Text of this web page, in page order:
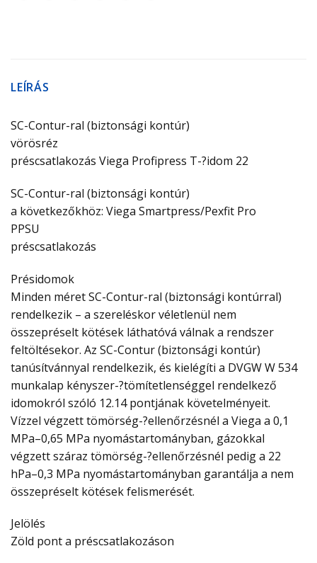
LEÍRÁS
SC-Contur-ral (biztonsági kontúr)
vörösréz
préscsatlakozás Viega Profipress T-?idom 22
SC-Contur-ral (biztonsági kontúr)
a következőkhöz: Viega Smartpress/Pexfit Pro
PPSU
préscsatlakozás
Présidomok
Minden méret SC-Contur-ral (biztonsági kontúrral)
rendelkezik – a szereléskor véletlenül nem
összepréselt kötések láthatóvá válnak a rendszer
feltöltésekor. Az SC-Contur (biztonsági kontúr)
tanúsítvánnyal rendelkezik, és kielégíti a DVGW W 534
munkalap kényszer-?tömítetlenséggel rendelkező
idomokról szóló 12.14 pontjának követelményeit.
Vízzel végzett tömörség-?ellenőrzésnél a Viega a 0,1
MPa–0,65 MPa nyomástartományban, gázokkal
végzett száraz tömörség-?ellenőrzésnél pedig a 22
hPa–0,3 MPa nyomástartományban garantálja a nem
összepréselt kötések felismerését.
Jelölés
Zöld pont a préscsatlakozáson